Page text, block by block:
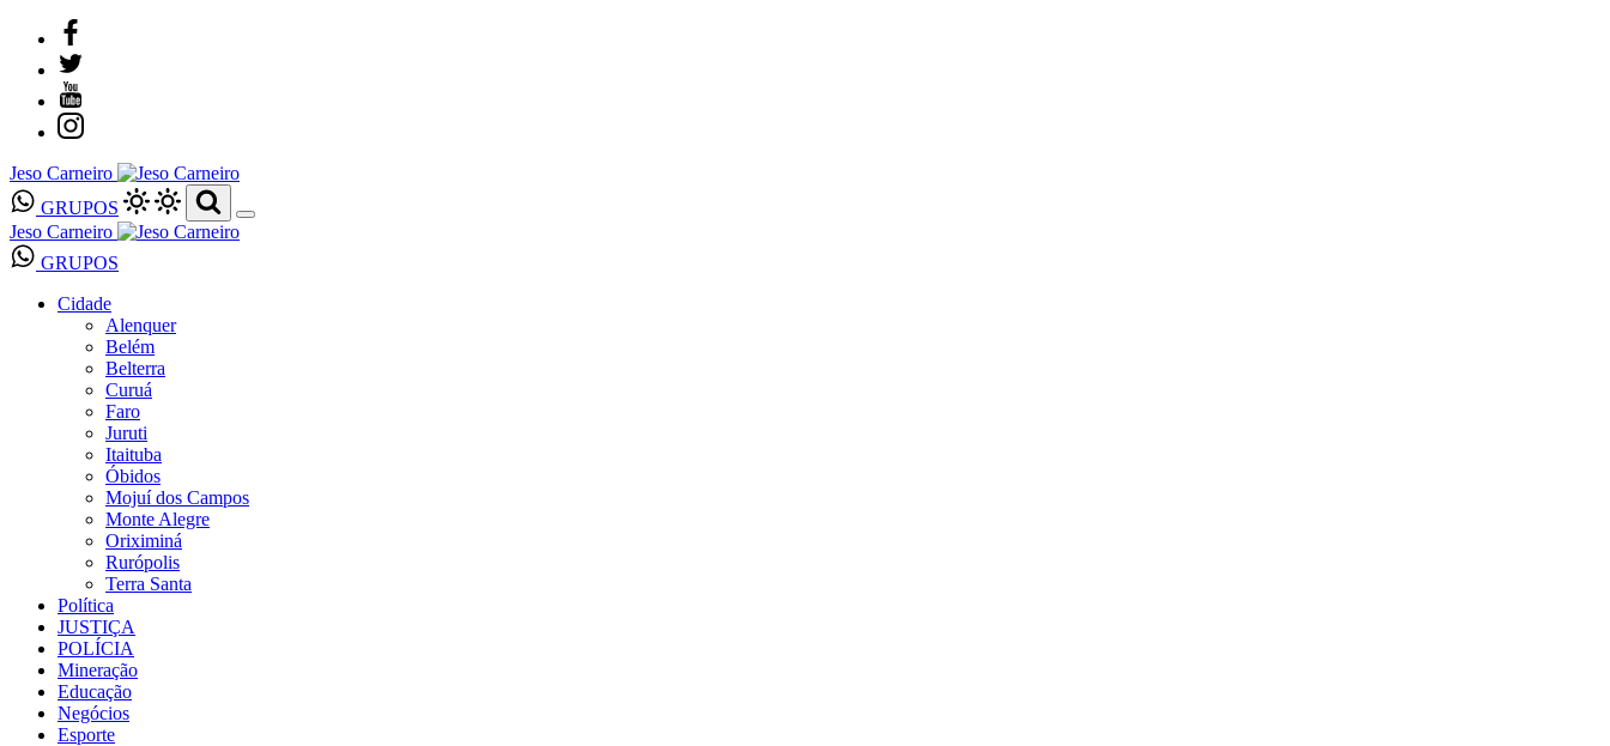
Jeso Carneiro
GRUPOS
Jeso Carneiro
GRUPOS
Cidade
Alenquer
Belém
Belterra
Curuá
Faro
Juruti
Itaituba
Óbidos
Mojuí dos Campos
Monte Alegre
Oriximiná
Rurópolis
Terra Santa
Política
JUSTIÇA
POLÍCIA
Mineração
Educação
Negócios
Esporte